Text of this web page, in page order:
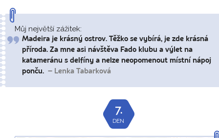
Můj největší zážitek:
Madeira je krásný ostrov. Těžko se vybírá, je zde krásná
příroda. Za mne asi návštěva Fado klubu a výlet na
katameránu s delfíny a nelze neopomenout místní nápoj
ponču. – Lenka Tabarková
7.
DEN